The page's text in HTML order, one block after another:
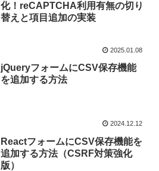
化！reCAPTCHA利用有無の切り
替えと項目追加の実装
2025.01.08
jQueryフォームにCSV保存機能
を追加する方法
2024.12.12
ReactフォームにCSV保存機能を
追加する方法（CSRF対策強化
版）